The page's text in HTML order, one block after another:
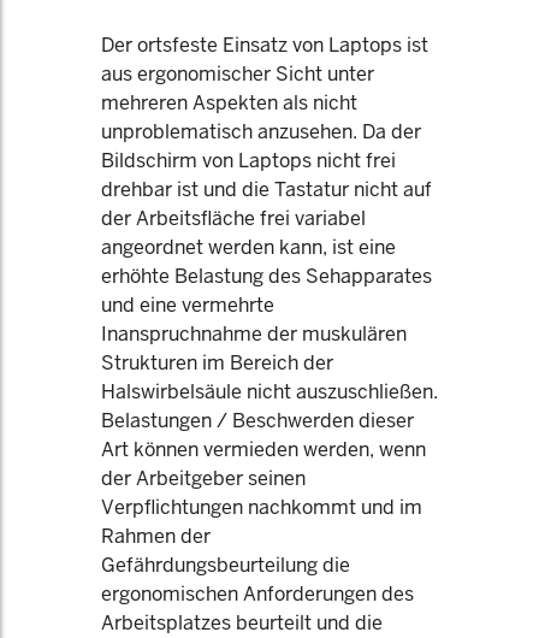
Der ortsfeste Einsatz von Laptops ist
aus ergonomischer Sicht unter
mehreren Aspekten als nicht
unproblematisch anzusehen. Da der
Bildschirm von Laptops nicht frei
drehbar ist und die Tastatur nicht auf
der Arbeitsfläche frei variabel
angeordnet werden kann, ist eine
erhöhte Belastung des Sehapparates
und eine vermehrte
Inanspruchnahme der muskulären
Strukturen im Bereich der
Halswirbelsäule nicht auszuschließen.
Belastungen / Beschwerden dieser
Art können vermieden werden, wenn
der Arbeitgeber seinen
Verpflichtungen nachkommt und im
Rahmen der
Gefährdungsbeurteilung die
ergonomischen Anforderungen des
Arbeitsplatzes beurteilt und die